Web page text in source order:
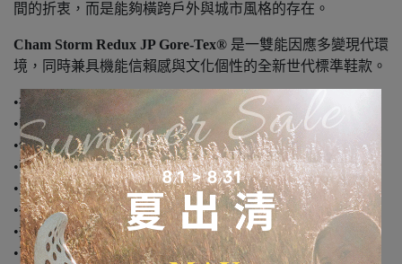
間的折衷，而是能夠橫跨戶外與城市風格的存在。
Cham Storm Redux JP Gore-Tex® 是一雙能因應多變現代環
境，同時兼具機能信賴感與文化個性的全新世代標準鞋款。
•採用耐磨性優異的撥水 Rugged Mesh 鞋面
•載業界領先透濕防水性能的 GORE-TEX® 防水透濕薄膜
•使用 60% 回收材質製成的快速鞋帶系統
•彈性鞋帶固定環
•支撐落地穩定性的 TPU 後跟穩定片
•採用 100% 回收材質製成的後跟拉環
•透氣性優異的網布內裡
•可拆卸式 EVA 泡棉鞋床，使用 50% 回收材質